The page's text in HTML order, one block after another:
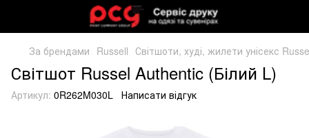
За брендами Russell Світшоти, худі, жилети унісекс
Світшот Russel Authentic (Білий L)
Артикул: 0R262M030L Написати відгук